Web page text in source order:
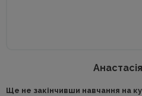
Ще не закінчивши навчання на